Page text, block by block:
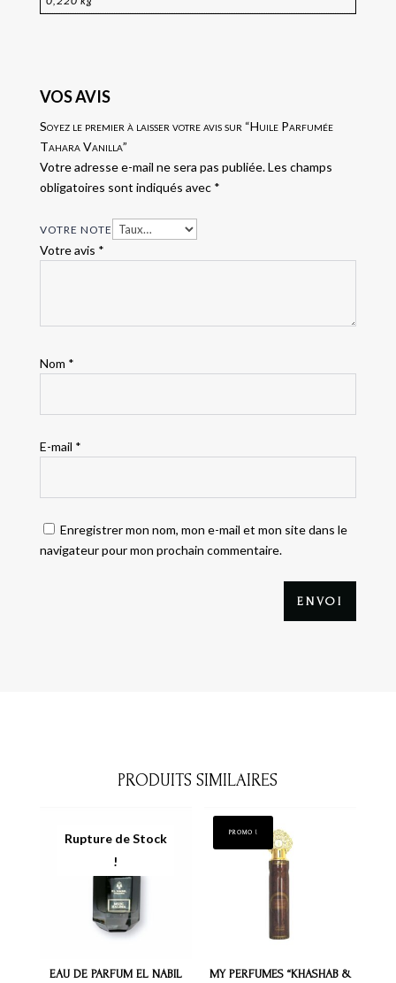
VOS AVIS
Soyez le premier à laisser votre avis sur “Huile Parfumée
Tahara Vanilla”
Votre adresse e-mail ne sera pas publiée.Les champs
obligatoires sont indiqués avec *
VOTRE NOTE
Votre avis *
Nom *
E-mail *
Enregistrer mon nom, mon e-mail et mon site dans le
navigateur pour mon prochain commentaire.
ENVOI
PRODUITS SIMILAIRES
EAU DE PARFUM EL NABIL
PROMO !
MY PERFUMES “KHASHAB &